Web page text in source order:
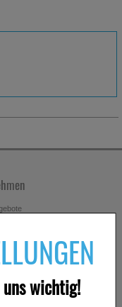
wichtig!
Archiv
anmelden & Vorteile